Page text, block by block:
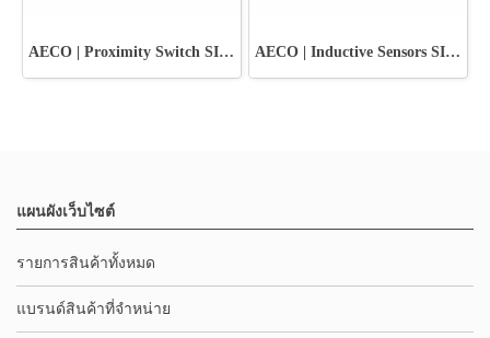
AECO | Proximity Switch SI18-C5 PNP NO H AECO | Inductive Sensors SI8-C1 PNP NO H1
แผนผังเว็บไซต์
รายการสินค้าทั้งหมด
แบรนด์สินค้าที่จำหน่าย